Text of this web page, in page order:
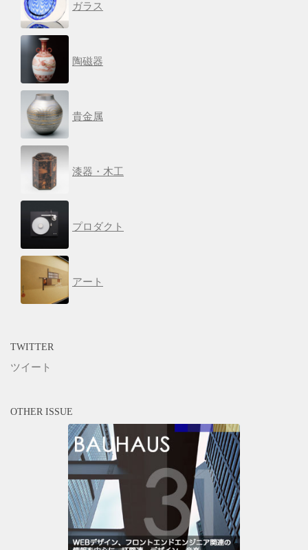
ガラス
陶磁器
貴金属
漆器・木工
プロダクト
アート
TWITTER
ツイート
OTHER ISSUE